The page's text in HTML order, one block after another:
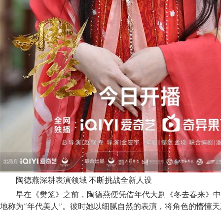
陶德燕深耕表演领域 不断挑战全新人设
早在《樊笼》之前，陶德燕便凭借年代大剧《冬去春来》
地称为“年代美人”。彼时她以细腻自然的表演，将角色的懵懂